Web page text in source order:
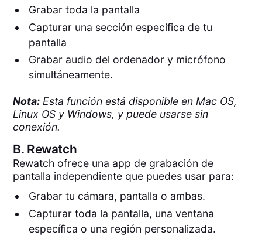
Grabar toda la pantalla
Capturar una sección específica de tu
pantalla
Grabar audio del ordenador y micrófono
simultáneamente.
Nota: Esta función está disponible en Mac OS,
Linux OS y Windows, y puede usarse sin
conexión.
B. Rewatch
Rewatch ofrece una app de grabación de
pantalla independiente que puedes usar para:
Grabar tu cámara, pantalla o ambas.
Capturar toda la pantalla, una ventana
específica o una región personalizada.